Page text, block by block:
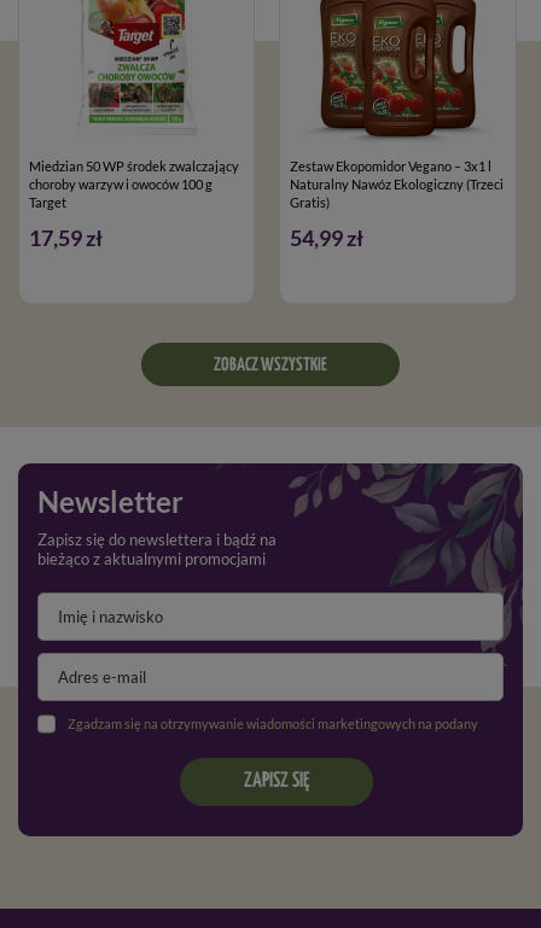
Miedzian 50 WP środek zwalczający
choroby warzyw i owoców 100 g
Target
17,59 zł
Zestaw Ekopomidor Vegano – 3x1 l
Naturalny Nawóz Ekologiczny (Trzeci
Gratis)
54,99 zł
ZOBACZ WSZYSTKIE
Newsletter
Zapisz się do newslettera i bądź na
bieżąco z aktualnymi promocjami
Zgadzam się na otrzymywanie wiadomości marketingowych na podany adres e-mail oraz przetwarzanie danych osobowych zgodnie z
ZAPISZ SIĘ